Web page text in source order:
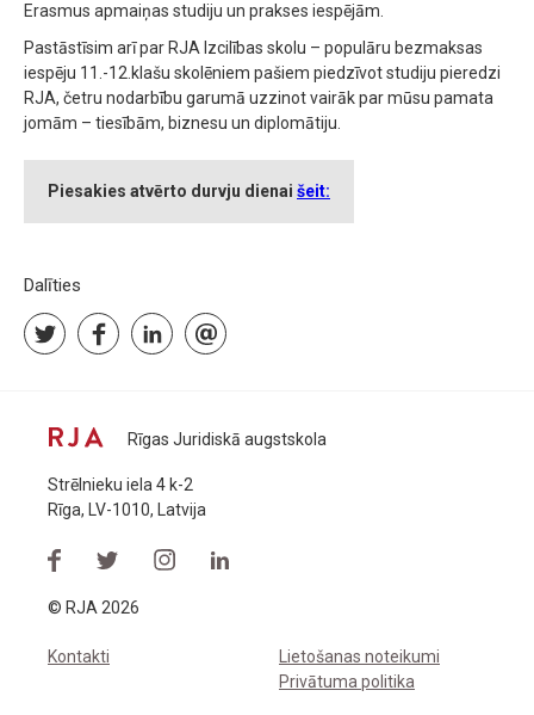
Erasmus apmaiņas studiju un prakses iespējām.
Pastāstīsim arī par RJA Izcilības skolu – populāru bezmaksas
iespēju 11.-12.klašu skolēniem pašiem piedzīvot studiju pieredzi
RJA, četru nodarbību garumā uzzinot vairāk par mūsu pamata
jomām – tiesībām, biznesu un diplomātiju.
Piesakies atvērto durvju dienai šeit:
Dalīties
Rīgas Juridiskā augstskola
Strēlnieku iela 4 k-2
Rīga, LV-1010, Latvija
© RJA 2026
Kontakti
Lietošanas noteikumi
Privātuma politika